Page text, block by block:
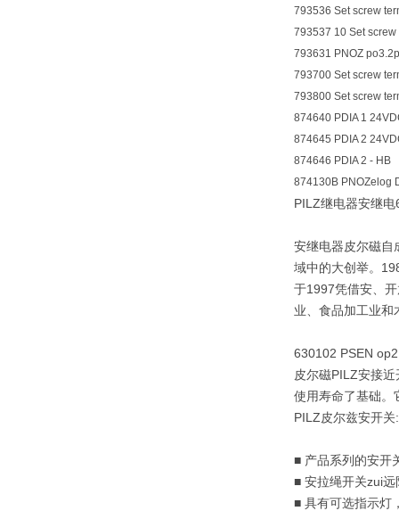
793536 Set screw
793537 10 Set
793631 PNOZ
793700 Set screw
793800 Set screw
874640 PDIA 1
874645 PDIA 2
874646 PDIA 2 - HB
874130B PNOZelog
PILZ继电器安继
安继电器皮尔磁自
域中的大创举。
于1997凭借安、
业、食品加工业和
630102 PSEN
皮尔磁PILZ安接
使用寿命了基础。
PILZ皮尔兹安开
■ 产品系列的安开
■ 安拉绳开关zui
■ 具有可选指示灯